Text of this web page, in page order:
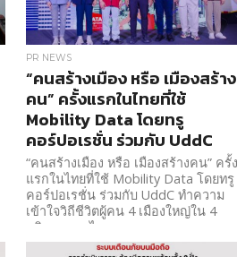
PR NEWS
“คนสร้างเมือง หรือ เมืองสร้าง
คน” ครั้งแรกในไทยที่ใช้
Mobility Data โดยทรู
คอร์ปอเรชั่น ร่วมกับ UddC
“คนสร้างเมือง หรือ เมืองสร้างคน” ครั้
แรกในไทยที่ใช้ Mobility Data โดยทรู
คอร์ปอเรชั่น ร่วมกับ UddC ทำความ
เข้าใจวิถีชีวิตผู้คน 4 เมืองใหญ่ใน 4
ภูมิภาคของไทย